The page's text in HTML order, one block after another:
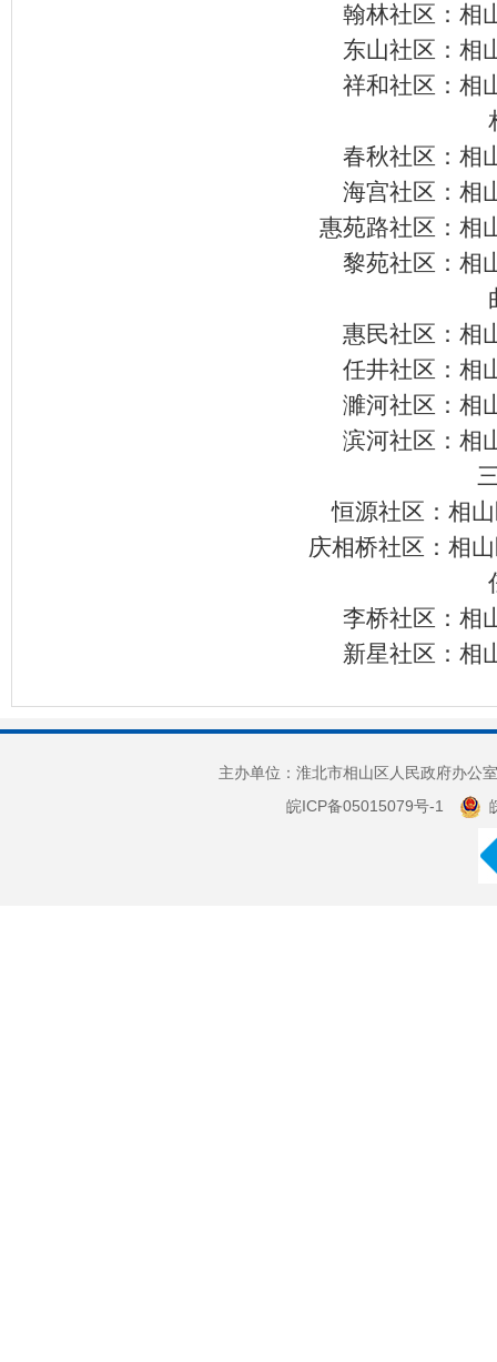
翰林社区：相
东山社区：相
祥和社区：相
春秋社区：相
海宫社区：相
惠苑路社区：相
黎苑社区：相
惠民社区：相
任井社区：相
濉河社区： 相
滨河社区：相
恒源社区：相
庆相桥社区：相
李桥社区：相
新星社区：相
主办单位：淮北市相山区人民政府办
皖ICP备05015079号-1